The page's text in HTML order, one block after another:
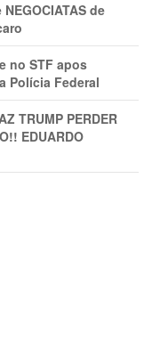
de
no STF apos
Polícia Federal
TRUMP PERDER
EDUARDO